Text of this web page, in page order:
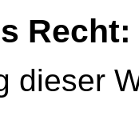
Recht:
dieser